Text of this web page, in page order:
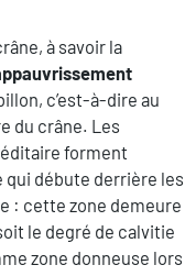
à savoir la
c’est-à-dire au
du crâne. Les
forment
débute derrière les
: cette zone demeure
le degré de calvitie
zone donneuse lors